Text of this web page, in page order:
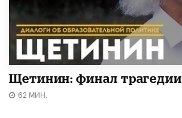
Щетинин: финал трагедии
62 МИН.